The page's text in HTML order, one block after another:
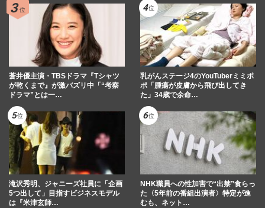
蒼井優主演・TBSドラマ『Tシャツ
が乾くまで』が激バズリ中「“考察
ドラマ”とは一…
乳がんステージ4のYouTuberミミポ
ポ「腫瘍が皮膚から飛び出してき
た」34歳で余命…
滝沢秀明、ジャニーズ社員に「企画
5つ出して」目指すビジネスモデル
は『米津玄師…
NHK職員への性加害で“出禁”食らっ
た〈5年前の番組出演者〉特定が進
むも、ネット…